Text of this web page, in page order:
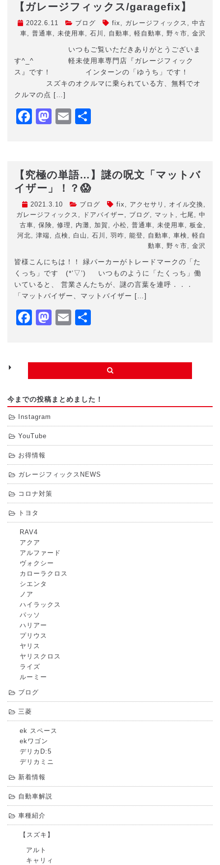
【ガレージフィックス/garagefix】
2022.6.11 ブログ fix , ガレージフィックス , 中古
車, 普通車, 未使用車, 石川 , 自動車, 軽自動車, 野々市, 金沢
いつもご覧いただきありがとうございま
す^_^ 軽未使用車専門店『ガレージフィック
ス』です！ インターンの「ゆうち」です！
スズキのオクルマに乗られている方、無料でオ
クルマの点 […]
Facebook
Mastodon
Email
【究極の単語…】謎の呪文「マットバ
イザー」！？😱
2021.3.10 ブログ fix , アクセサリ , オイル交換,
ガレージフィックス , ドアバイザー , ブログ, マット , 七尾, 中
古車, 保険, 修理 , 内灘, 加賀 , 小松, 普通車, 未使用車, 板金 ,
河北, 津端, 点検 , 白山 , 石川 , 羽咋, 能登, 自動車, 車検 , 軽自
動車, 野々市, 金沢
皆様こんにちは！！ 緑パーカーがトレードマークの「た
くっち」です (*’▽’) いつものように「たくっち」働
いていると、 営業さんたちが、謎の言葉を連呼．．．
「マットバイザー、マットバイザー […]
Facebook
Mastodon
Email
今までの投稿まとめました！
Instagram
YouTube
お得情報
ガレージフィックスNEWS
コロナ対策
トヨタ
RAV4
アクア
アルファード
ヴォクシー
カローラクロス
シエンタ
ノア
ハイラックス
パッソ
ハリアー
プリウス
ヤリス
ヤリスクロス
ライズ
ルーミー
ブログ
三菱
ek スペース
ekワゴン
デリカD:5
デリカミニ
新着情報
自動車解説
車種紹介
【スズキ】
アルト
キャリィ